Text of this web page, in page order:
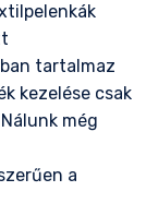
tartalmaz
kezelése csak
még
a